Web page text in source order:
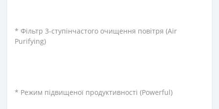
* Фільтр 3-ступінчастого очищення повітря (Air
Purifying)
* Режим підвищеної продуктивності (Powerful)